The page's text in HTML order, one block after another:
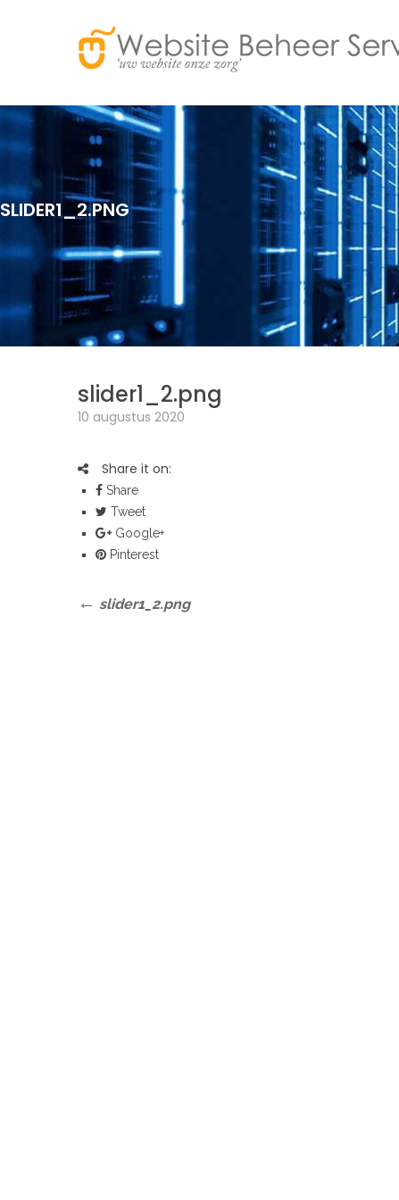
SLIDER1_2.PNG
slider1_2.png
10 augustus 2020
Share it on:
Share
Tweet
Google+
Pinterest
Bericht
Previous
slider1_2.png